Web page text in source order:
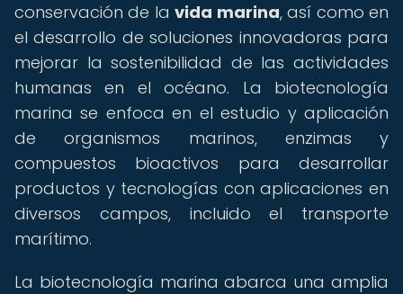
conservación de lavida marina, así como en
el desarrollo de soluciones innovadoras para
mejorar la sostenibilidad de las actividades
humanas en el océano. La biotecnología
marina se enfoca en el estudio y aplicación
de organismos marinos, enzimas y
compuestos bioactivos para desarrollar
productos y tecnologías con aplicaciones en
diversos campos, incluido el transporte
marítimo.
La biotecnología marina abarca una amplia